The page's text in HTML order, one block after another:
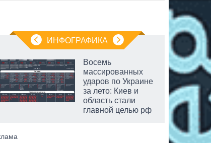
ИНФОГРАФИКА
Восемь
массированных
ударов по Украине
за лето: Киев и
область стали
главной целью рф